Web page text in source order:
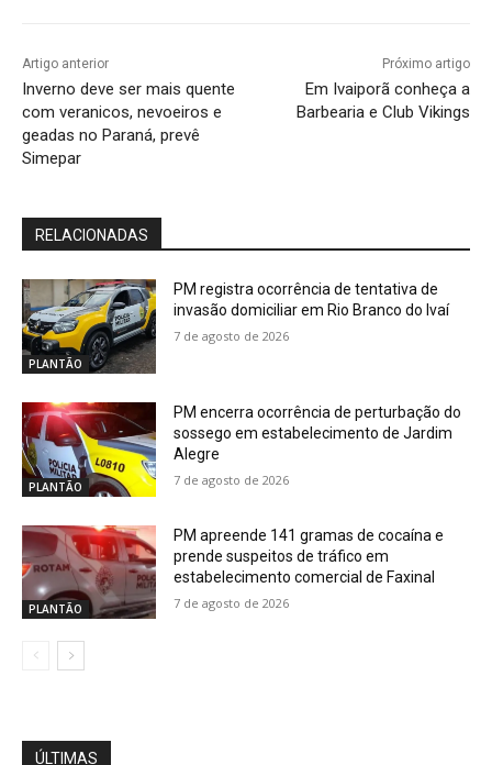
Artigo anterior
Inverno deve ser mais quente
com veranicos, nevoeiros e
geadas no Paraná, prevê
Simepar
Próximo artigo
Em Ivaiporã conheça a
Barbearia e Club Vikings
RELACIONADAS
PLANTÃO
PM registra ocorrência de tentativa de
invasão domiciliar em Rio Branco do Ivaí
7 de agosto de 2026
PLANTÃO
PM encerra ocorrência de perturbação do
sossego em estabelecimento de Jardim
Alegre
7 de agosto de 2026
PLANTÃO
PM apreende 141 gramas de cocaína e
prende suspeitos de tráfico em
estabelecimento comercial de Faxinal
7 de agosto de 2026
ÚLTIMAS